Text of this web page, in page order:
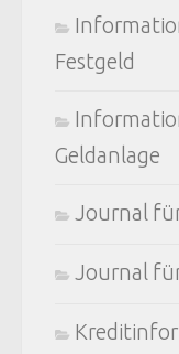
Festgeld
Geldanlage
Journal
Journal